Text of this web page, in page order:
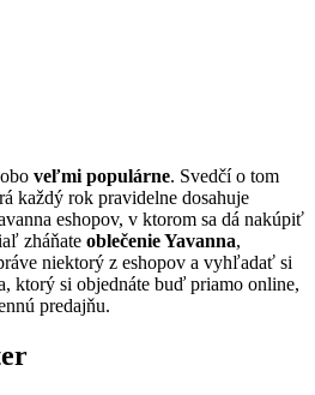
veľmi populárne. Svedčí o tom
každý rok pravidelne dosahuje
eshopov, v ktorom sa dá nakúpiť
zháňate oblečenie Yavanna,
niektorý z eshopov a vyhľadať si
ktorý si objednáte buď priamo online,
predajňu.